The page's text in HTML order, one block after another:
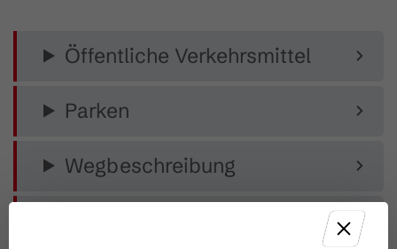
Öffentliche Verkehrsmittel
Parken
Wegbeschreibung